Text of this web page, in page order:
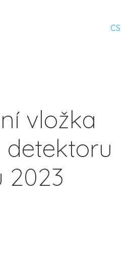
CS
vložka
2023